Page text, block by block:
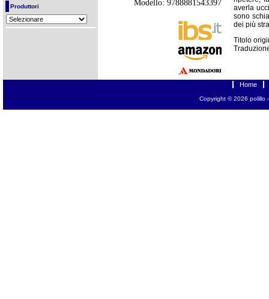
Produttori Modello: 9788881543397
averla
sono
dei più
Titolo
Home
Copyright © 2026 polillo-